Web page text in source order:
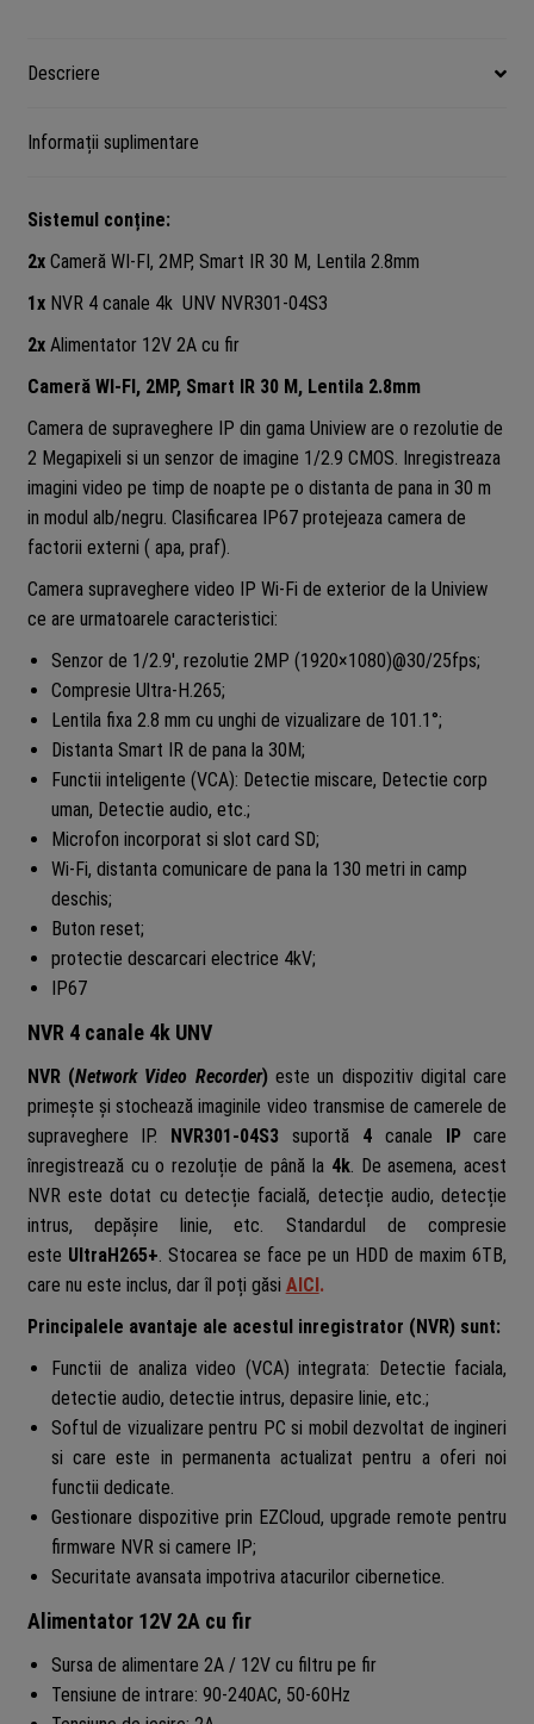
NVR
4K,
Descriere
Informații suplimentare
Sistemul conține:
2xCameră WI-FI, 2MP, Smart IR 30 M, Lentila 2.8mm
1x NVR 4 canale 4k UNV NVR301-04S3
2x Alimentator 12V 2A cu fir
Cameră WI-FI, 2MP, Smart IR 30 M, Lentila 2.8mm
Camera de supraveghere IP din gama Uniview are o rezolutie de
2 Megapixeli si un senzor de imagine 1/2.9 CMOS. Inregistreaza
imagini video pe timp de noapte pe o distanta de pana in 30 m
in modul alb/negru. Clasificarea IP67 protejeaza camera de
factorii externi ( apa, praf).
Camera supraveghere video IP Wi-Fi de exterior de la Uniview
ce are urmatoarele caracteristici:
Senzor de 1/2.9′, rezolutie 2MP (1920×1080)@30/25fps;
Compresie Ultra-H.265;
Lentila fixa 2.8 mm cu unghi de vizualizare de 101.1°;
Distanta Smart IR de pana la 30M;
Functii inteligente (VCA): Detectie miscare, Detectie corp
uman, Detectie audio, etc.;
Microfon incorporat si slot card SD;
Wi-Fi, distanta comunicare de pana la 130 metri in camp
deschis;
Buton reset;
protectie descarcari electrice 4kV;
IP67
NVR 4 canale 4k UNV
NVR (Network Video Recorder)este un dispozitiv digital care
primește și stochează imaginile video transmise de camerele de
supraveghere IP. NVR301-04S3 suportă 4canale IP care
înregistrează cu o rezoluție de până la 4k. De asemena, acest
NVR este dotat cu detecție facială, detecție audio, detecție
intrus, depășire linie, etc. Standardul de compresie
este UltraH265+ . Stocarea se face pe un HDD de maxim 6TB,
care nu este inclus, dar îl poți găsi AICI.
Principalele avantaje ale acestul inregistrator (NVR) sunt:
Functii de analiza video (VCA) integrata: Detectie faciala,
detectie audio, detectie intrus, depasire linie, etc.;
Softul de vizualizare pentru PC si mobil dezvoltat de ingineri
si care este in permanenta actualizat pentru a oferi noi
functii dedicate.
Gestionare dispozitive prin EZCloud, upgrade remote pentru
firmware NVR si camere IP;
Securitate avansata impotriva atacurilor cibernetice.
Alimentator 12V 2A cu fir
Sursa de alimentare 2A / 12V cu filtru pe fir
Tensiune de intrare: 90-240AC, 50-60Hz